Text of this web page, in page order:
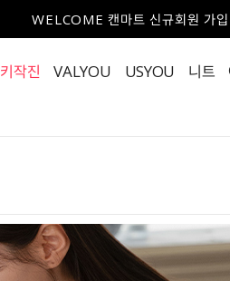
WELCOME 캔마트 신규회원 가
키작진 VALYOU USYOU 니트